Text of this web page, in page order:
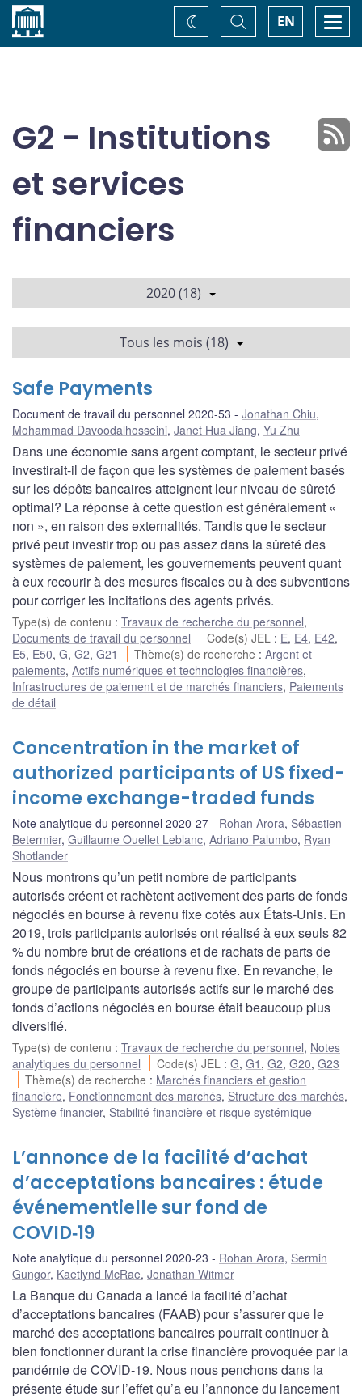
Accueil EN
Basculer
la
recherche
Changez
de
G2 - Institutions
et services
financiers
2020 (18)
Tous les mois (18)
Safe Payments
Document de travail du personnel 2020-53 Jonathan Chiu,
Mohammad Davoodalhosseini, Janet Hua Jiang, Yu Zhu
Dans une économie sans argent comptant, le secteur privé
investirait-il de façon que les systèmes de paiement basés
sur les dépôts bancaires atteignent leur niveau de sûreté
optimal? La réponse à cette question est généralement «
non », en raison des externalités. Tandis que le secteur
privé peut investir trop ou pas assez dans la sûreté des
systèmes de paiement, les gouvernements peuvent quant
à eux recourir à des mesures fiscales ou à des subventions
pour corriger les incitations des agents privés.
Type(s) de contenu : Travaux de recherche du personnel,
Documents de travail du personnel
Code(s) JEL : E, E4, E42,
E5, E50, G, G2, G21 Thème(s) de recherche :Argent et
paiements, Actifs numériques et technologies financières,
Infrastructures de paiement et de marchés financiers, Paiements
de détail
Concentration in the market of
authorized participants of US fixed-
income exchange-traded funds
Note analytique du personnel 2020-27 Rohan Arora, Sébastien
Betermier, Guillaume Ouellet Leblanc, Adriano Palumbo, Ryan
Shotlander
Nous montrons qu’un petit nombre de participants
autorisés créent et rachètent activement des parts de fonds
négociés en bourse à revenu fixe cotés aux États-Unis. En
2019, trois participants autorisés ont réalisé à eux seuls 82
% du nombre brut de créations et de rachats de parts de
fonds négociés en bourse à revenu fixe. En revanche, le
groupe de participants autorisés actifs sur le marché des
fonds d’actions négociés en bourse était beaucoup plus
diversifié.
Type(s) de contenu : Travaux de recherche du personnel, Notes
analytiques du personnel
Code(s) JEL :G,G1 ,G2,G20,G23
Thème(s) de recherche : Marchés financiers et gestion
financière, Fonctionnement des marchés, Structure des marchés,
Système financier, Stabilité financière et risque systémique
L’annonce de la facilité d’achat
d’acceptations bancaires : étude
événementielle sur fond de
COVID‑19
Note analytique du personnel 2020-23 Rohan Arora, Sermin
Gungor, Kaetlynd McRae, Jonathan Witmer
La Banque du Canada a lancé la facilité d’achat
d’acceptations bancaires (FAAB) pour s’assurer que le
marché des acceptations bancaires pourrait continuer à
bien fonctionner durant la crise financière provoquée par la
pandémie de COVID‑19. Nous nous penchons dans la
présente étude sur l’effet qu’a eu l’annonce du lancement